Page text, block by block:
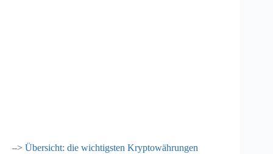
–> Übersicht: die wichtigsten Kryptowährungen